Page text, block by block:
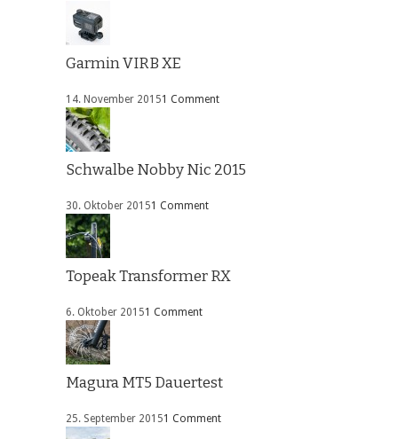
Garmin VIRB XE
14. November 20151 Comment
Schwalbe Nobby Nic 2015
30. Oktober 20151 Comment
Topeak Transformer RX
6. Oktober 20151 Comment
Magura MT5 Dauertest
25. September 20151 Comment